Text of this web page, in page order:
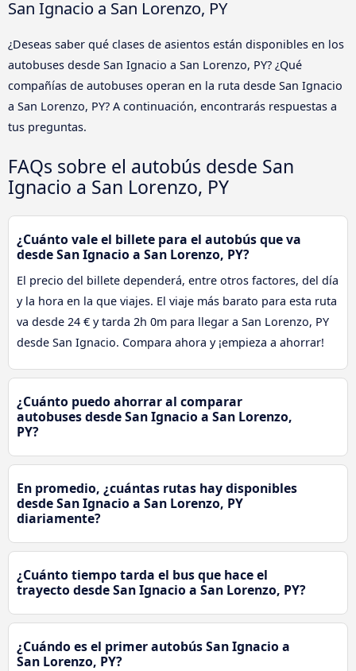
San Ignacio a San Lorenzo, PY
¿Deseas saber qué clases de asientos están disponibles en los
autobuses desde San Ignacio a San Lorenzo, PY? ¿Qué
compañías de autobuses operan en la ruta desde San Ignacio
a San Lorenzo, PY? A continuación, encontrarás respuestas a
tus preguntas.
FAQs sobre el autobús desde San
Ignacio a San Lorenzo, PY
¿Cuánto vale el billete para el autobús que va
desde San Ignacio a San Lorenzo, PY?
El precio del billete dependerá, entre otros factores, del día
y la hora en la que viajes. El viaje más barato para esta ruta
va desde 24 € y tarda 2h 0m para llegar a San Lorenzo, PY
desde San Ignacio. Compara ahora y ¡empieza a ahorrar!
¿Cuánto puedo ahorrar al comparar
autobuses desde San Ignacio a San Lorenzo,
PY?
En promedio, ¿cuántas rutas hay disponibles
desde San Ignacio a San Lorenzo, PY
diariamente?
¿Cuánto tiempo tarda el bus que hace el
trayecto desde San Ignacio a San Lorenzo, PY?
¿Cuándo es el primer autobús San Ignacio a
San Lorenzo, PY?